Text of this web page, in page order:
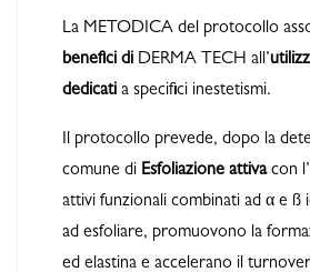
La METODICA del protocollo
benefici di DERMA TECH all’
dedicati a specifici inestetismi.
Il protocollo prevede, dopo la
comune di Esfoliazione attivacon
attivi funzionali combinati ad α e ß
ad esfoliare, promuovono la
ed elastina e accelerano il